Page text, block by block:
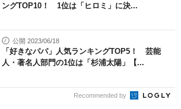
ングTOP10！ 1位は「ヒロミ」に決...
公開 2023/06/18
「好きなパパ」人気ランキングTOP5！ 芸能
人・著名人部門の1位は「杉浦太陽」【...
Recommended by